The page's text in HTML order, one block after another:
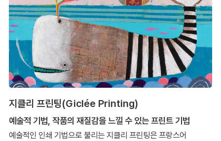
지클리 프린팅(Giclée Printing)
예술적 기법, 작품의 재질감을 느낄 수 있는 프린트 기법
예술적인 인쇄 기법으로 불리는 지클리 프린팅은 프랑스어